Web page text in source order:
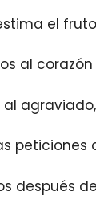
el
al corazón
peticiones
después